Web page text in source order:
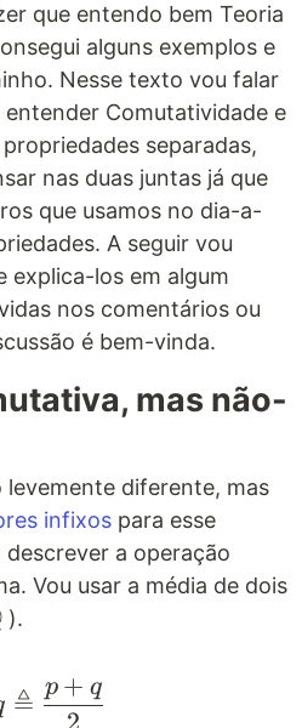
que entendo bem Teoria
alguns exemplos e
Nesse texto vou falar
Comutatividade e
separadas,
nas duas juntas já que
que usamos no dia-a-
A seguir vou
explica-los em algum
nos comentários ou
é bem-vinda.
mas não-
levemente diferente, mas
infixos para esse
a operação
Vou usar a média de dois
).
p \star q \triangleq
≜ 2
p + q